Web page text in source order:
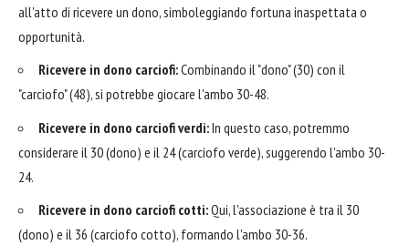
all'atto di ricevere un dono, simboleggiando fortuna inaspettata o
opportunità.
Ricevere in dono carciofi:Combinando il "dono" (30) con il
"carciofo" (48), si potrebbe giocare l'ambo 30-48.
Ricevere in dono carciofi verdi:In questo caso, potremmo
considerare il 30 (dono) e il 24 (carciofo verde), suggerendo l'ambo 30-
24.
Ricevere in dono carciofi cotti:Qui, l'associazione è tra il 30
(dono) e il 36 (carciofo cotto), formando l'ambo 30-36.